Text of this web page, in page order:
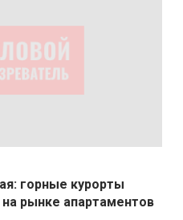
горные курорты
рынке апартаментов